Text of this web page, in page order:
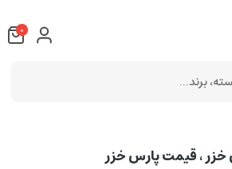
، قیمت پارس خزر
0
برند...